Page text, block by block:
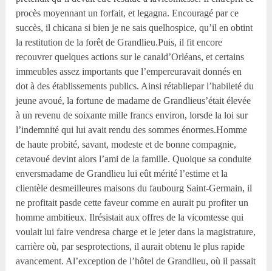
procès moyennant un forfait, et legagna. Encouragé par ce
succès, il chicana si bien je ne sais quelhospice, qu’il en obtint
la restitution de la forêt de Grandlieu.Puis, il fit encore
recouvrer quelques actions sur le canald’Orléans, et certains
immeubles assez importants que l’empereuravait donnés en
dot à des établissements publics. Ainsi rétabliepar l’habileté du
jeune avoué, la fortune de madame de Grandlieus’était élevée
à un revenu de soixante mille francs environ, lorsde la loi sur
l’indemnité qui lui avait rendu des sommes énormes.Homme
de haute probité, savant, modeste et de bonne compagnie,
cetavoué devint alors l’ami de la famille. Quoique sa conduite
enversmadame de Grandlieu lui eût mérité l’estime et la
clientèle desmeilleures maisons du faubourg Saint-Germain, il
ne profitait pasde cette faveur comme en aurait pu profiter un
homme ambitieux. Ilrésistait aux offres de la vicomtesse qui
voulait lui faire vendresa charge et le jeter dans la magistrature,
carrière où, par sesprotections, il aurait obtenu le plus rapide
avancement. Al’exception de l’hôtel de Grandlieu, où il passait